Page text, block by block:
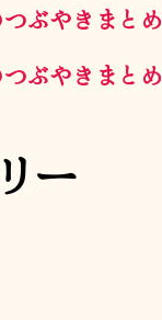
ぶやきまとめ
ぶやきまとめ
ー